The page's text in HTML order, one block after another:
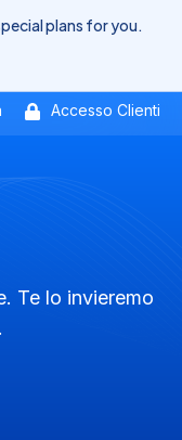
Accesso Clienti
plans for you.
Te lo invieremo